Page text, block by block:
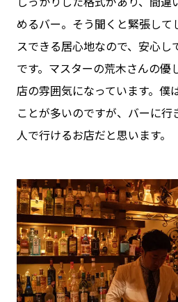
めるバー。そう聞くと緊張し
スできる居心地なので、安心
です。マスターの荒木さんの優
店の雰囲気になっています。僕
ことが多いのですが、バーに
人で行けるお店だと思います。